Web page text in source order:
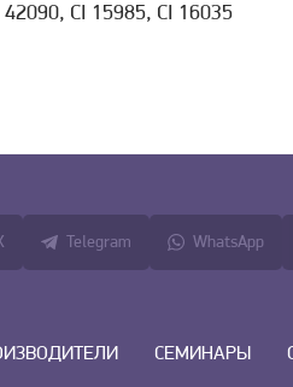
CI 15985, CI 16035
Telegram WhatsApp
СЕМИНАРЫ